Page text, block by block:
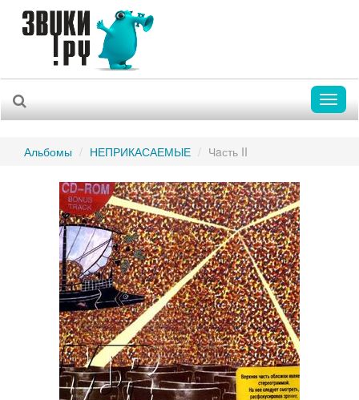
Альбомы НЕПРИКАСАЕМЫЕ Чaсть II